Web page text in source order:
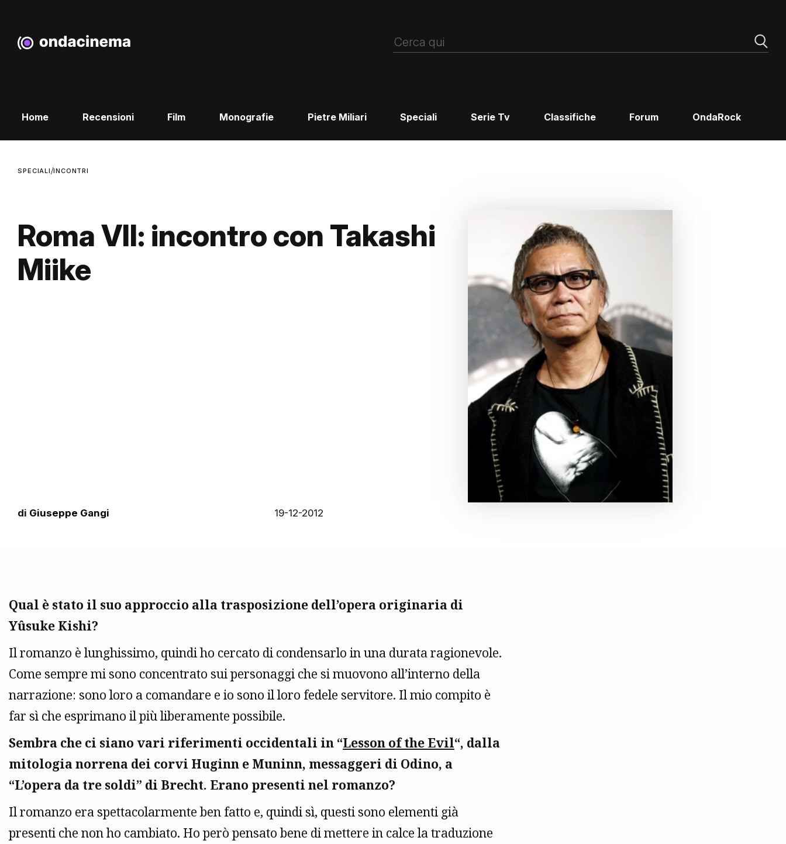
Home Recensioni Film Monografie Pietre Miliari Speciali Serie Tv Classifiche Forum OndaRock
SPECIALI/INCONTRI
Roma VII: incontro con Takashi
Miike
di Giuseppe Gangi 19-12-2012
Qual è stato il suo approccio alla trasposizione dell’opera originaria di
Yûsuke Kishi?
Il romanzo è lunghissimo, quindi ho cercato di condensarlo in una durata ragionevole.
Come sempre mi sono concentrato sui personaggi che si muovono all’interno della
narrazione: sono loro a comandare e io sono il loro fedele servitore. Il mio compito è
far sì che esprimano il più liberamente possibile.
Sembra che ci siano vari riferimenti occidentali in “Lesson of the Evil“, dalla
mitologia norrena dei corvi Huginn e Muninn, messaggeri di Odino, a
“L’opera da tre soldi” di Brecht. Erano presenti nel romanzo?
Il romanzo era spettacolarmente ben fatto e, quindi sì, questi sono elementi già
presenti che non ho cambiato. Ho però pensato bene di mettere in calce la traduzione